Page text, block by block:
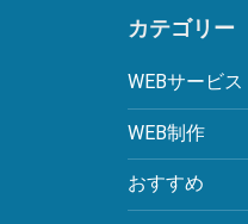
カテゴリー
WEBサービス
WEB制作
おすすめ